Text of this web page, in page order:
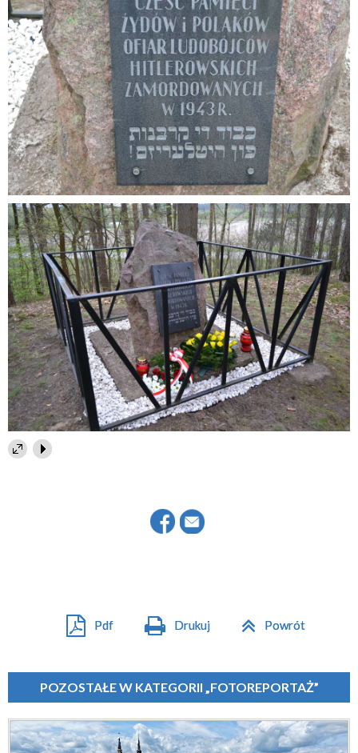
Pdf Drukuj Powrót
POZOSTAŁE W KATEGORII „FOTOREPORTAŻ”